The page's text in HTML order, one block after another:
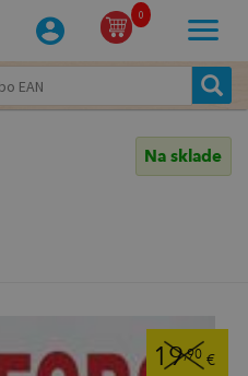
0
Na sklade
19,90 €